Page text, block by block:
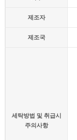
제조자
제조국
세탁방법 및 취급시
주의사항